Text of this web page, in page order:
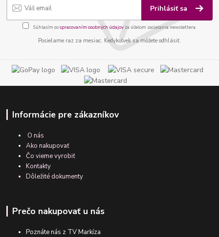
Prihlásiť sa
Súhlasím sospracovaním osobných údajov za účelom zasielania newslettera.
Posielame raz za mesiac. Kedykoľvek sa môžete odhlásiť.
Informácie pre zákazníkov
O nás
Ako nakupovať
Čo vieme vyrobiť
Kontakty
Dôležité dokumenty
Prečo nakupovať u nás
Poznáte nás z TV Markíza